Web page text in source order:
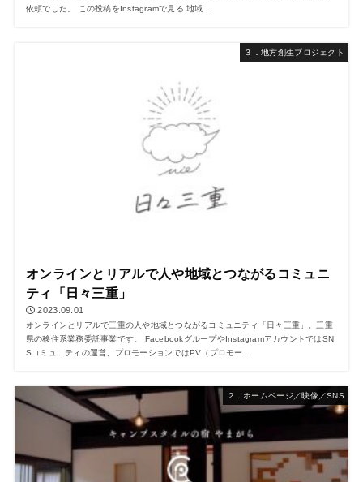
依頼でした。 この投稿をInstagramで見る 地域...
３．地方創生プロジェクト
オンラインとリアルで人や地域とつながるコミュニ
ティ「日々三重」
2023.09.01
オンラインとリアルで三重の人や地域とつながるコミュニティ「日々三重」。三重
県の移住系業務委託事業です。 FacebookグループやInstagramアカウントではSN
Sコミュニティの運営、プロモーションではPV（プロモー...
２．ホームページ／映像／SNS